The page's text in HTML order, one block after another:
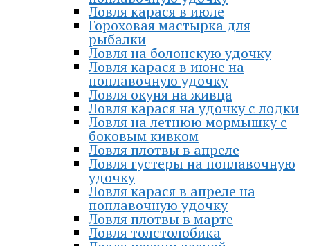
Ловля карася в июле
Гороховая мастырка для
рыбалки
Ловля на болонскую удочку
Ловля карася в июне на
поплавочную удочку
Ловля окуня на живца
Ловля карася на удочку с лодки
Ловля на летнюю мормышку с
боковым кивком
Ловля плотвы в апреле
Ловля густеры на поплавочную
удочку
Ловля карася в апреле на
поплавочную удочку
Ловля плотвы в марте
Ловля толстолобика